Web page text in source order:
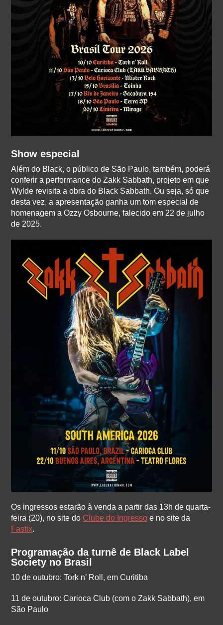
Show especial
Além do Black, o público de São Paulo, também, poderá
conferir a performance do Zakk Sabbath, projeto em que
Wylde revisita a obra do Black Sabbath. Ou seja, só que
desta vez, a apresentação ganha um tom especial de
homenagem a Ozzy Osbourne, falecido em 22 de julho
de 2025.
Os ingressos estarão à venda a partir das 13h de quarta-
feira (20), no site doClube do Ingresso e no site da
Fastix.
Programação da turnê de Black Label
Society no Brasil
10 de outubro: Tork n’ Roll, em Curitiba
11 de outubro: Carioca Club (com o Zakk Sabbath), em
São Paulo